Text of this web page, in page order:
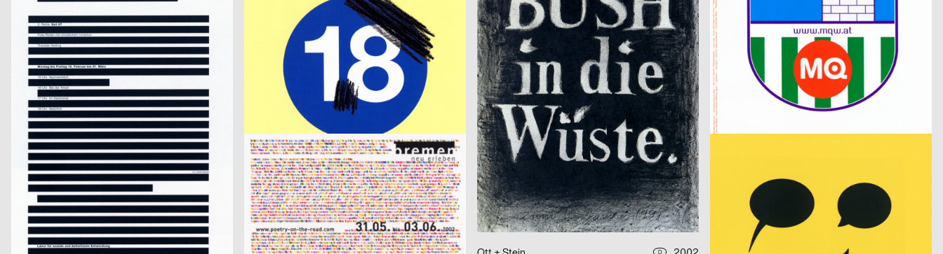
Thomas Matthaeus Müller D
2002
Thomas Matthaeus Müller D Christine Loose D
2002
Plakatserie »Gegen den Irrsinn«
Sigrid Reinichs, Fenja Spiess D
In den Alpen
Melchior Imboden D
2002
Andrej Loll, Stephanie Marx
Ausstellungsplakat zu Palle Nielsen
Katia Fouquet D
2002
Metamorphosen des Märchens
KuS design
Stop your wars
Volker Pfüller
2002
Savignac
jung und pfeffer : visuelle Kommunikation
2002
POETRY ON THE ROAD
Katharina Mouratidi D
2002
Globalisierung – Serie von drei Plakaten
Kreativfeld
2002
FUNNY VAN DANNEN IM ASTA – KELLER
WE DO communication GmbH D
2002
Unser Spendensumpf
fernkopie D
2002
Die Griechische Klassikidee der Wirklichkeit – Serie von zwei Plakaten
D
BEN OYNE. FOTOGRAF UND FILMEMACHER
D D